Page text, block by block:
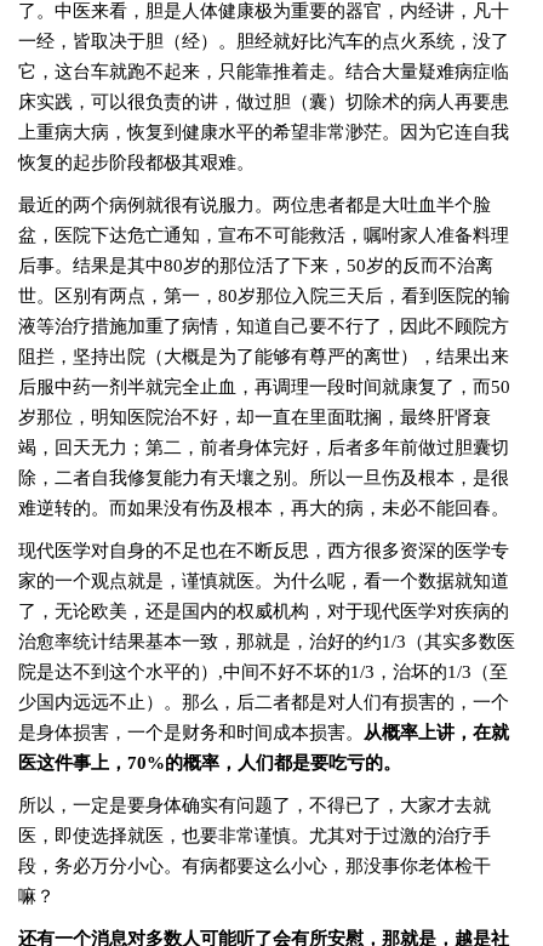
了。中医来看，胆是人体健康极为重要的器官，内经讲，凡十
一经，皆取决于胆（经）。胆经就好比汽车的点火系统，没了
它，这台车就跑不起来，只能靠推着走。结合大量疑难病症临
床实践，可以很负责的讲，做过胆（囊）切除术的病人再要患
上重病大病，恢复到健康水平的希望非常渺茫。因为它连自我
恢复的起步阶段都极其艰难。
最近的两个病例就很有说服力。两位患者都是大吐血半个脸
盆，医院下达危亡通知，宣布不可能救活，嘱咐家人准备料理
后事。结果是其中80岁的那位活了下来，50岁的反而不治离
世。区别有两点，第一，80岁那位入院三天后，看到医院的输
液等治疗措施加重了病情，知道自己要不行了，因此不顾院方
阻拦，坚持出院（大概是为了能够有尊严的离世），结果出来
后服中药一剂半就完全止血，再调理一段时间就康复了，而50
岁那位，明知医院治不好，却一直在里面耽搁，最终肝肾衰
竭，回天无力；第二，前者身体完好，后者多年前做过胆囊切
除，二者自我修复能力有天壤之别。所以一旦伤及根本，是很
难逆转的。而如果没有伤及根本，再大的病，未必不能回春。
现代医学对自身的不足也在不断反思，西方很多资深的医学专
家的一个观点就是，谨慎就医。为什么呢，看一个数据就知道
了，无论欧美，还是国内的权威机构，对于现代医学对疾病的
治愈率统计结果基本一致，那就是，治好的约1/3（其实多数医
院是达不到这个水平的）,中间不好不坏的1/3，治坏的1/3（至
少国内远远不止）。那么，后二者都是对人们有损害的，一个
是身体损害，一个是财务和时间成本损害。 从概率上讲，在就
医这件事上，70%的概率，人们都是要吃亏的。
所以，一定是要身体确实有问题了，不得已了，大家才去就
医，即使选择就医，也要非常谨慎。尤其对于过激的治疗手
段，务必万分小心。有病都要这么小心，那没事你老体检干
嘛？
还有一个消息对多数人可能听了会有所安慰，那就是，越是社